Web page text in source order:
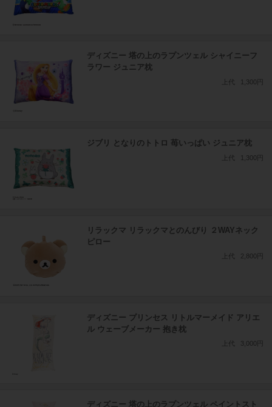
ディズニー 塔の上のラプンツェル シャイニーフ
ラワー ジュニア枕
上代 1,300円
ジブリ となりのトトロ 苺いっぱい ジュニア枕
上代 1,300円
リラックマ リラックマとのんびり ２WAYネック
ピロー
上代 2,800円
ディズニー プリンセス リトルマーメイド アリエ
ル ウェーブメーカー 抱き枕
上代 3,000円
ディズニー 塔の上のラプンツェル ペイントスト